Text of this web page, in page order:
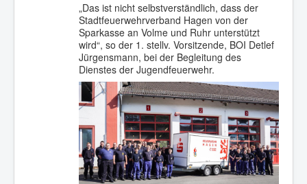
„Das ist nicht selbstverständlich, dass der
Stadtfeuerwehrverband Hagen von der
Sparkasse an Volme und Ruhr unterstützt
wird“, so der 1. stellv. Vorsitzende, BOI Detlef
Jürgensmann, bei der Begleitung des
Dienstes der Jugendfeuerwehr.